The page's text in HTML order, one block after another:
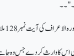
"۔۔
نمبر 128 ملاحظہ فرمائیں۔
کی اس کا وارث کردے جس وہ